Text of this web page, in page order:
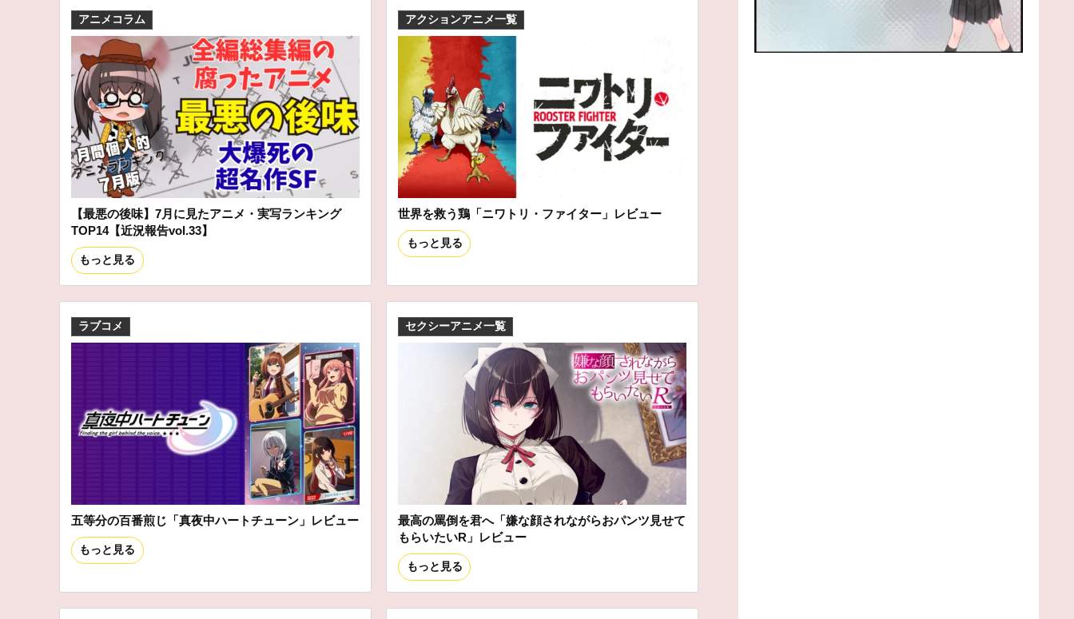
アニメコラム
【最悪の後味】7月に見たアニメ・実写ランキング
TOP14【近況報告vol.33】
もっと見る
アクションアニメ一覧
世界を救う鶏「ニワトリ・ファイター」レビュー
もっと見る
ラブコメ
五等分の百番煎じ「真夜中ハートチューン」レビュー
もっと見る
セクシーアニメ一覧
最高の罵倒を君へ「嫌な顔されながらおパンツ見せて
もらいたいR」レビュー
もっと見る